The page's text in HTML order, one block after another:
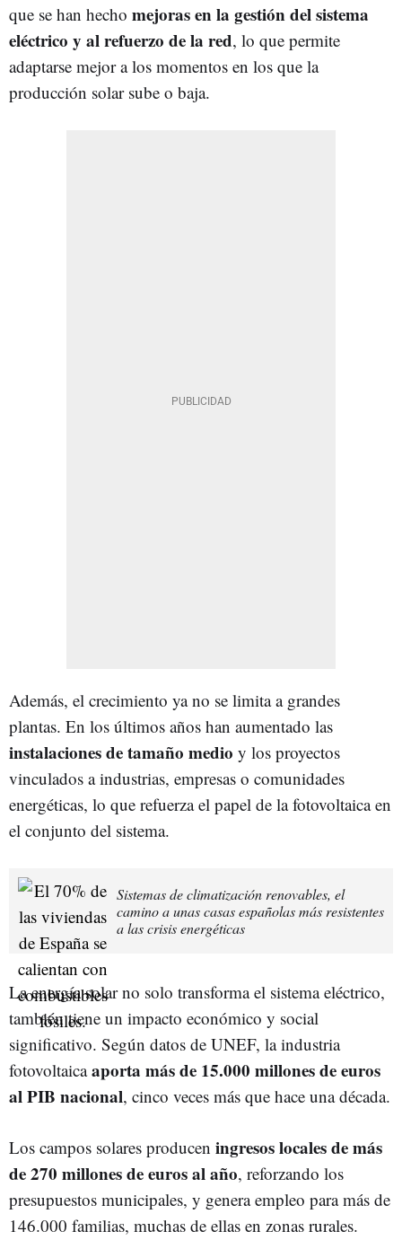
que se han hecho mejoras en la gestión del sistema
eléctrico y al refuerzo de la red, lo que permite
adaptarse mejor a los momentos en los que la
producción solar sube o baja.
Además, el crecimiento ya no se limita a grandes
plantas. En los últimos años han aumentado las
instalaciones de tamaño medio y los proyectos
vinculados a industrias, empresas o comunidades
energéticas, lo que refuerza el papel de la fotovoltaica en
el conjunto del sistema.
Sistemas de climatización renovables, el
camino a unas casas españolas más resistentes
a las crisis energéticas
La energía solar no solo transforma el sistema eléctrico,
también tiene un impacto económico y social
significativo. Según datos de UNEF, la industria
fotovoltaicaaporta más de 15.000 millones de euros
al PIB nacional, cinco veces más que hace una década.
Los campos solares producen ingresos locales de más
de 270 millones de euros al año, reforzando los
presupuestos municipales, y genera empleo para más de
146.000 familias, muchas de ellas en zonas rurales.